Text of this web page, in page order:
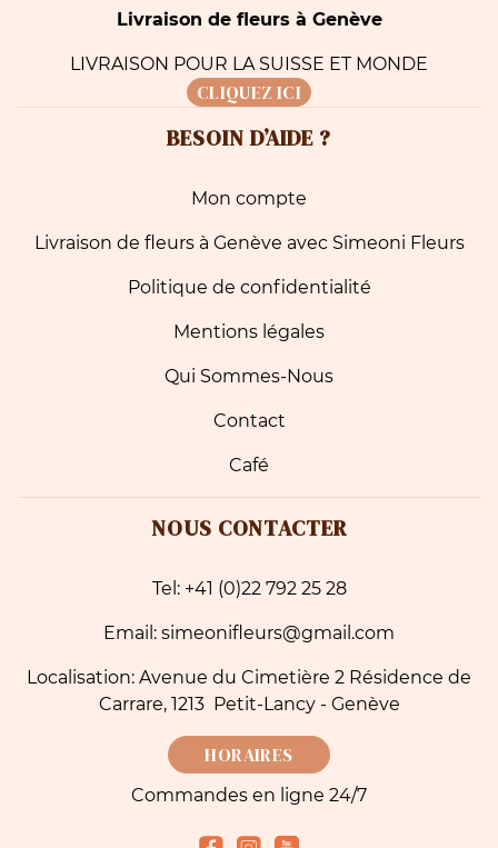
Livraison de fleurs à Genève
LIVRAISON POUR LA SUISSE ET MONDE
CLIQUEZ ICI
BESOIN D’AIDE ?
Mon compte
Livraison de fleurs à Genève avec Simeoni Fleurs
Politique de confidentialité
Mentions légales
Qui Sommes-Nous
Contact
Café
NOUS CONTACTER
Tel: +41 (0)22 792 25 28
Email: simeonifleurs@gmail.com
Localisation: Avenue du Cimetière 2 Résidence de
Carrare, 1213 Petit-Lancy - Genève
HORAIRES
Commandes en ligne 24/7